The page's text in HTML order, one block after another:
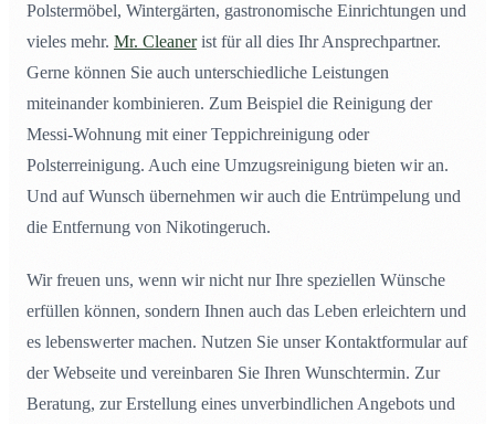
Polstermöbel, Wintergärten, gastronomische Einrichtungen und
vieles mehr. Mr. Cleanerist für all dies Ihr Ansprechpartner.
Gerne können Sie auch unterschiedliche Leistungen
miteinander kombinieren. Zum Beispiel die Reinigung der
Messi-Wohnung mit einer Teppichreinigung oder
Polsterreinigung. Auch eine Umzugsreinigung bieten wir an.
Und auf Wunsch übernehmen wir auch die Entrümpelung und
die Entfernung von Nikotingeruch.
Wir freuen uns, wenn wir nicht nur Ihre speziellen Wünsche
erfüllen können, sondern Ihnen auch das Leben erleichtern und
es lebenswerter machen. Nutzen Sie unser Kontaktformular auf
der Webseite und vereinbaren Sie Ihren Wunschtermin. Zur
Beratung, zur Erstellung eines unverbindlichen Angebots und